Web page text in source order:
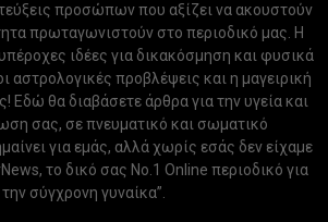
προσώπων που αξίζει να ακουστούν
πρωταγωνιστούν στο περιοδικό μας. Η
ιδέες για δικακόσμηση και φυσικά
αστρολογικές προβλέψεις και η μαγειρική
Εδώ θα διαβάσετε άρθρα για την υγεία και
σας, σε πνευματικό και σωματικό
για εμάς, αλλά χωρίς εσάς δεν είχαμε
το δικό σας Νo.1 Online περιοδικό για
την σύγχρονη γυναίκα”.